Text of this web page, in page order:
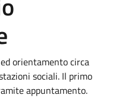
orientamento circa
sociali. Il primo
appuntamento.